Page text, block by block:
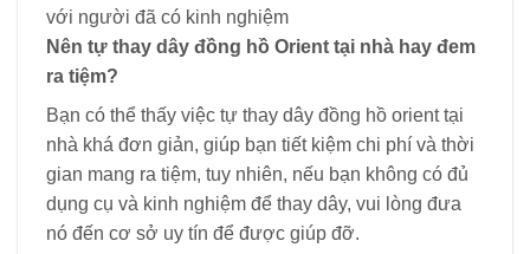
với người đã có kinh nghiệm
Nên tự thay dây đồng hồ Orient tại nhà hay đem
ra tiệm?
Bạn có thể thấy việc tự thay dây đồng hồ orient tại
nhà khá đơn giản, giúp bạn tiết kiệm chi phí và thời
gian mang ra tiệm, tuy nhiên, nếu bạn không có đủ
dụng cụ và kinh nghiệm để thay dây, vui lòng đưa
nó đến cơ sở uy tín để được giúp đỡ.